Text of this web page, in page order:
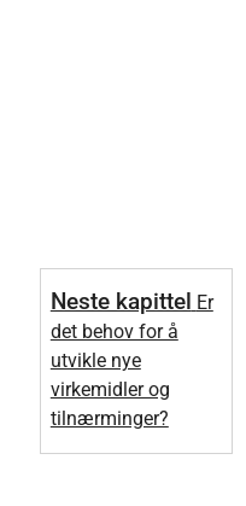
Neste kapittel Er
det behov for å
utvikle nye
virkemidler og
tilnærminger?